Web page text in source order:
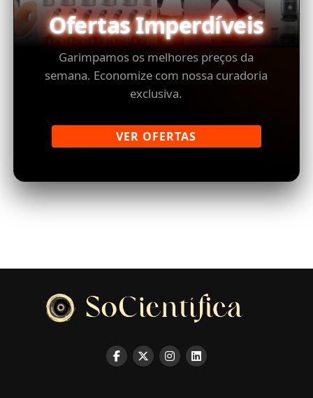
Ofertas Imperdíveis
Garimpamos os melhores preços da
semana. Economize com nossa curadoria
exclusiva.
VER OFERTAS